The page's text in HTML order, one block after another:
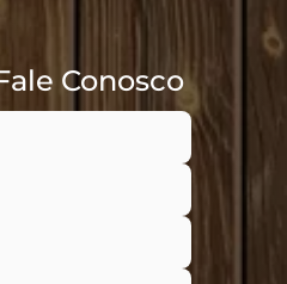
Conosco